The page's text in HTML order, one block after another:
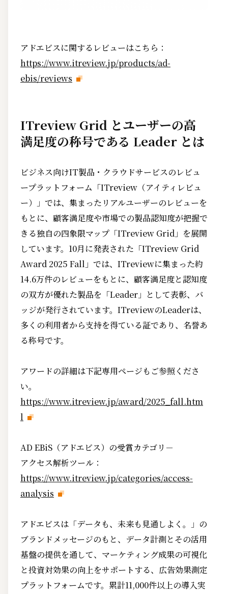
アドエビスに関するレビューはこちら：
https://www.itreview.jp/products/ad-
ebis/reviews
ITreview Grid とユーザーの高
満足度の称号である Leader とは
ビジネス向けIT製品・クラウドサービスのレビュ
ープラットフォーム「ITreview（アイティレビュ
ー）」では、集まったリアルユーザーのレビューを
もとに、顧客満足度や市場での製品認知度が把握で
きる独自の四象限マップ「ITreview Grid」を展開
しています。10月に発表された「ITreview Grid
Award 2025 Fall」では、ITreviewに集まった約
14.6万件のレビューをもとに、顧客満足度と認知度
の双方が優れた製品を「Leader」として表彰、バ
ッジが発行されています。ITreviewのLeaderは、
多くの利用者から支持を得ている証であり、名誉あ
る称号です。
アワードの詳細は下記専用ページもご参照くださ
い。
https://www.itreview.jp/award/2025_fall.htm
l
AD EBiS（アドエビス）の受賞カテゴリ－
アクセス解析ツール：
https://www.itreview.jp/categories/access-
analysis
アドエビスは「データも、未来も見通しよく。」の
ブランドメッセージのもと、データ計測とその活用
基盤の提供を通して、マーケティング成果の可視化
と投資対効果の向上をサポートする、広告効果測定
プラットフォームです。累計11,000件以上の導入実